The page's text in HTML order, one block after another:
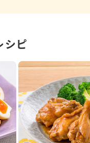
シピ